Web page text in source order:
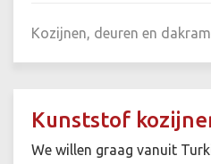
Kozijnen, deuren en
Kunststof
We willen graag vanuit